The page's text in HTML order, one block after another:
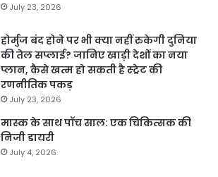
July 23, 2026
होर्मुज बंद होने पर भी क्या नहीं रुकेगी दुनिया
की तेल सप्लाई? जानिए खाड़ी देशों का नया
प्लान, कैसे खत्म हो सकती है स्ट्रेट की
रणनीतिक पकड़
July 23, 2026
मास्क के साथ पॉच साल: एक चिकित्सक की
निजी डायरी
July 4, 2026